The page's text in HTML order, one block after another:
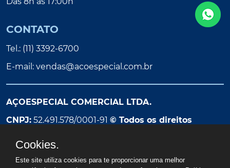
CONTATO
Tel.: (11) 3392-6700
E-mail: vendas@acoespecial.com.br
AÇOESPECIAL COMERCIAL LTDA.
CNPJ: 52.491.578/0001-91 © Todos os direitos
Cookies.
Este site utiliza cookies para te proporcionar uma melhor